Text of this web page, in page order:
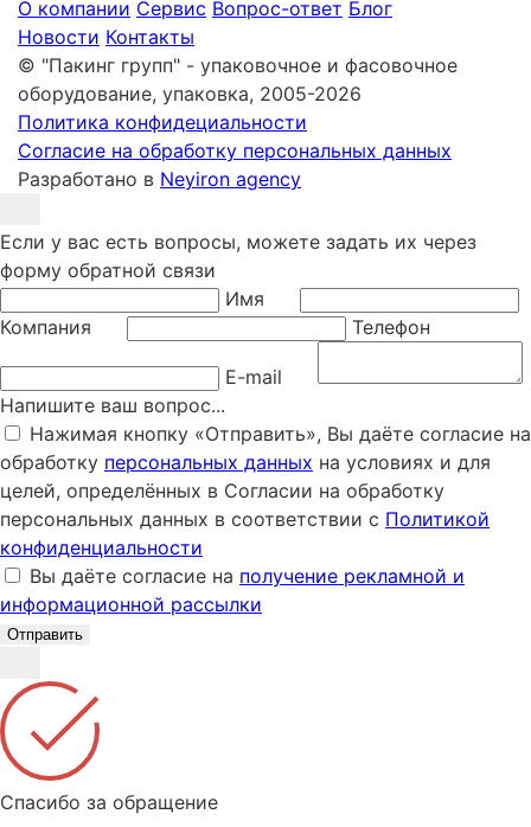
О компании Сервис Вопрос-ответ Блог
Новости Контакты
© "Пакинг групп" - упаковочное и фасовочное
оборудование, упаковка, 2005-2026
Политика конфидециальности
Согласие на обработку персональных данных
Разработано в Neyiron agency
Если у вас есть вопросы, можете задать их через
форму обратной связи
Имя
Компания
Телефон
E-mail
Напишите ваш вопрос...
Нажимая кнопку «Отправить», Вы даёте согласие на
обработку персональных данных на условиях и для
целей, определённых в Согласии на обработку
персональных данных в соответствии с Политикой
конфиденциальности
Вы даёте согласие на получение рекламной и
информационной рассылки
Отправить
Спасибо за обращение